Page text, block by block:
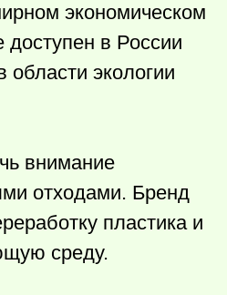
экономическом
в России
экологии
внимание
отходами. Бренд
пластика и
среду.